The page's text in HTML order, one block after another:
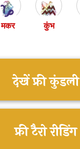
मकर कुंभ
देखें फ्री कुंडली
फ्री टैरो रीडिंग